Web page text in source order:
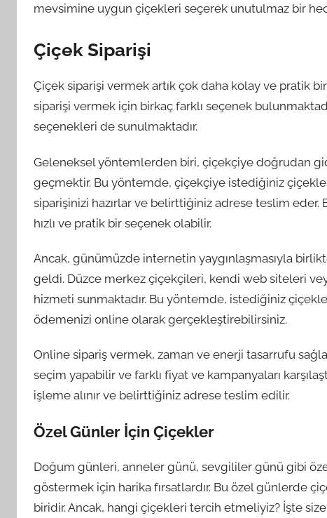
mevsimine uygun çiçekleri seçerek unutulmaz bir
Çiçek Siparişi
Çiçek siparişi vermek artık çok daha kolay ve pratik
siparişi vermek için birkaç farklı seçenek
seçenekleri de sunulmaktadır.
Geleneksel yöntemlerden biri, çiçekçiye doğrudan
geçmektir. Bu yöntemde, çiçekçiye istediğiniz
siparişinizi hazırlar ve belirttiğiniz adrese teslim
hızlı ve pratik bir seçenek olabilir.
Ancak, günümüzde internetin yaygınlaşmasıyla
geldi. Düzce merkez çiçekçileri, kendi web siteleri
hizmeti sunmaktadır. Bu yöntemde, istediğiniz
ödemenizi online olarak gerçekleştirebilirsiniz.
Online sipariş vermek, zaman ve enerji tasarrufu
seçim yapabilir ve farklı fiyat ve kampanyaları
işleme alınır ve belirttiğiniz adrese teslim edilir.
Özel Günler İçin Çiçekler
Doğum günleri, anneler günü, sevgililer günü gibi
göstermek için harika fırsatlardır. Bu özel günlerde
biridir. Ancak, hangi çiçekleri tercih etmeliyiz? İşte size